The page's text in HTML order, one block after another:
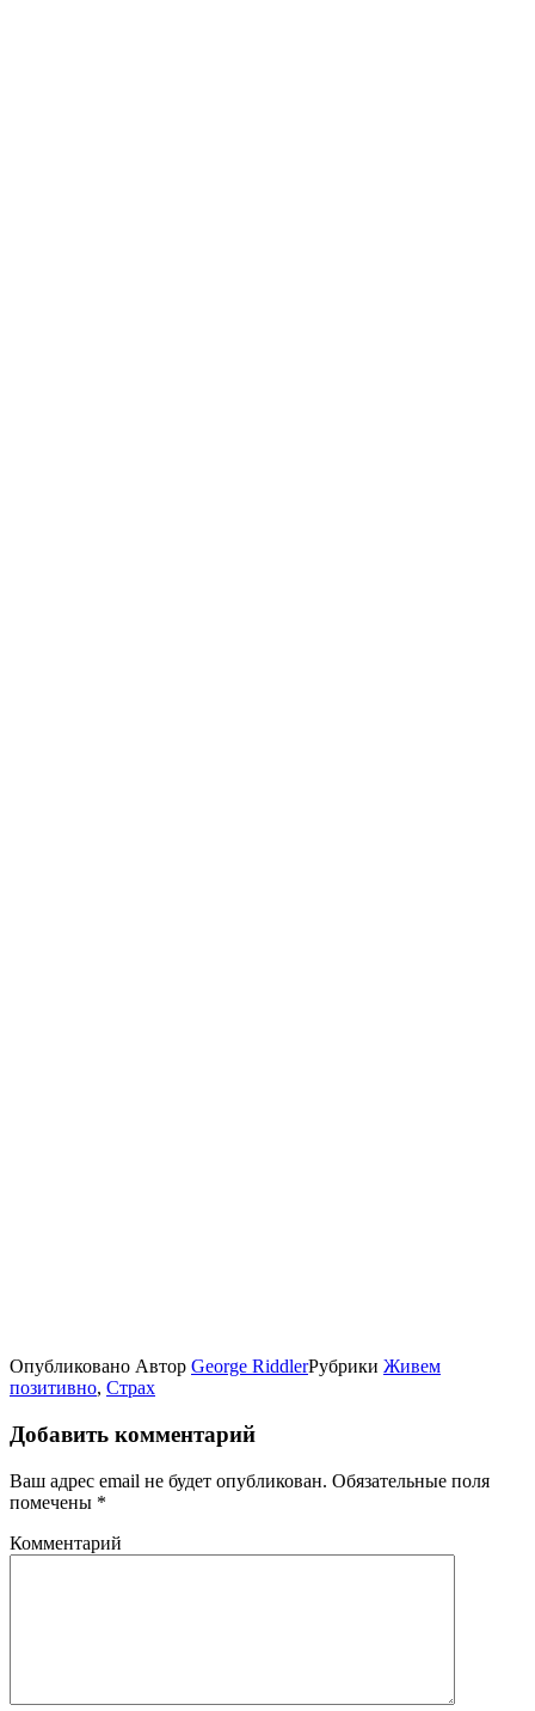
Опубликовано Автор George RiddlerРубрики Живем
позитивно, Страх
Добавить комментарий
Ваш адрес email не будет опубликован. Обязательные поля
помечены *
Комментарий